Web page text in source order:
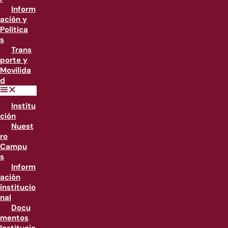
Inform
ación y
Política
s
Trans
porte y
Movilida
d
Institu
ción
Nuest
ro
Campu
s
Inform
ación
institucio
nal
Docu
mentos